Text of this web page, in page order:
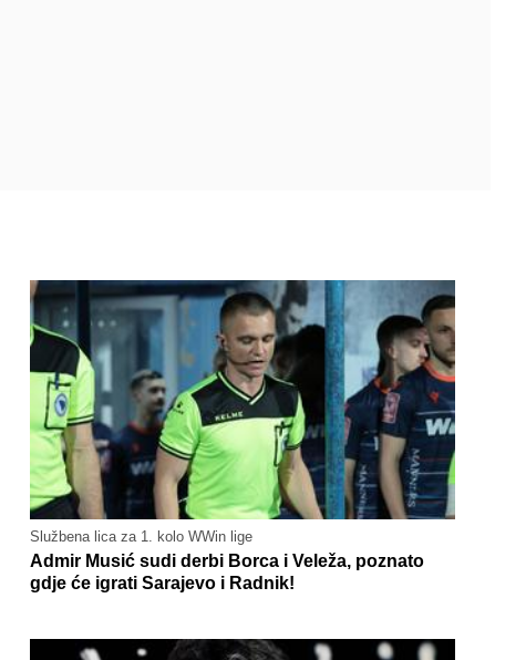
Službena lica za 1. kolo WWin lige
Admir Musić sudi derbi Borca i Veleža, poznato
gdje će igrati Sarajevo i Radnik!